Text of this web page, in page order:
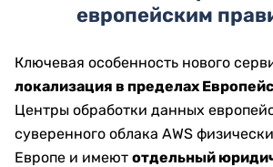
европейским
Ключевая особенность нового
локализация в пределах
Центры обработки данных
суверенного облака AWS
Европе и имеют отдельный